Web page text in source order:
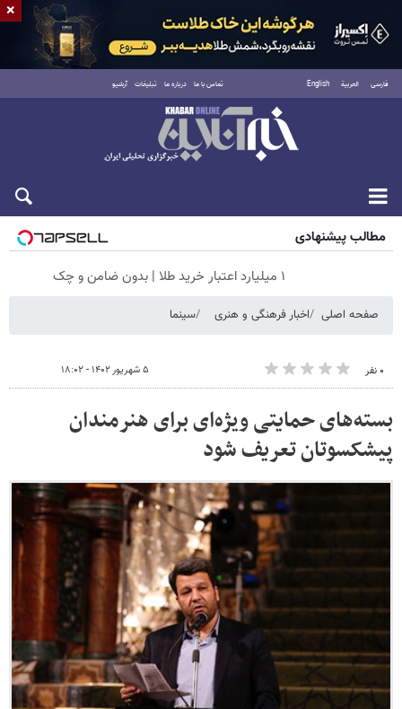
فارسی العربية English تماس با ما درباره ما تبلیغات آرشیو
جمعه ۱۶ مرداد ۱۴۰۵
مطالب پیشنهادی
۱ میلیارد اعتبار خرید طلا | بدون ضامن و چک
صفحه اصلی اخبار فرهنگی و هنری سینما
۰ نفر ۵ شهریور ۱۴۰۲ - ۱۸:۰۲
بسته‌های حمایتی ویژه‌ای برای هنرمندان
پیشکسوتان تعریف شود
×